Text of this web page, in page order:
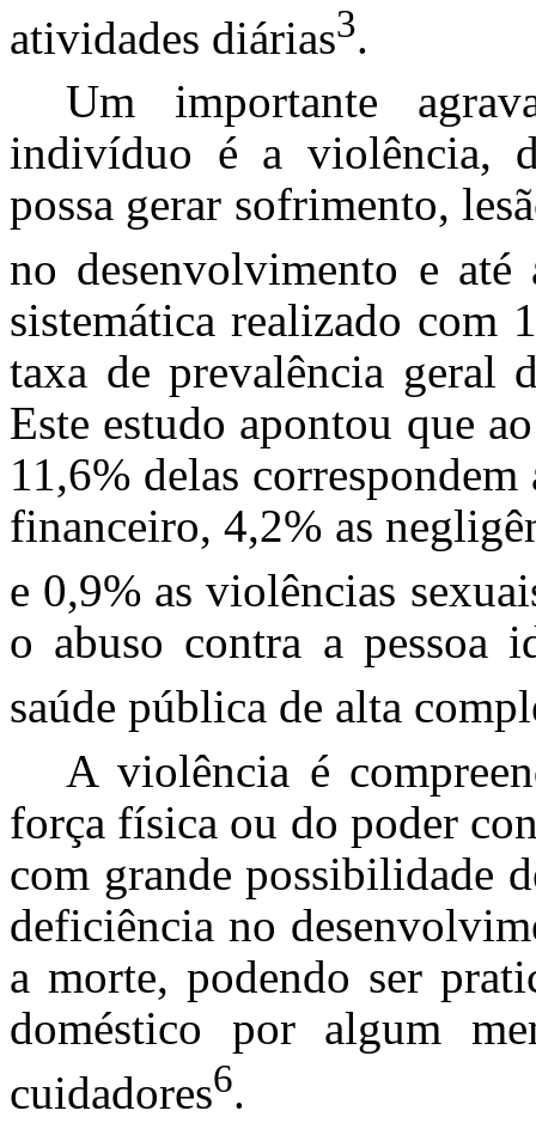
atividades diárias3.
Um importante
indivíduo é a violência,
possa gerar sofrimento,
no desenvolvimento e até
sistemática realizado com
taxa de prevalência geral
Este estudo apontou que
11,6% delas
financeiro, 4,2% as
e 0,9% as violências
o abuso contra a pessoa
saúde pública de alta
A violência é
força física ou do poder
com grande possibilidade
deficiência no
a morte, podendo ser
doméstico por algum
cuidadores6.